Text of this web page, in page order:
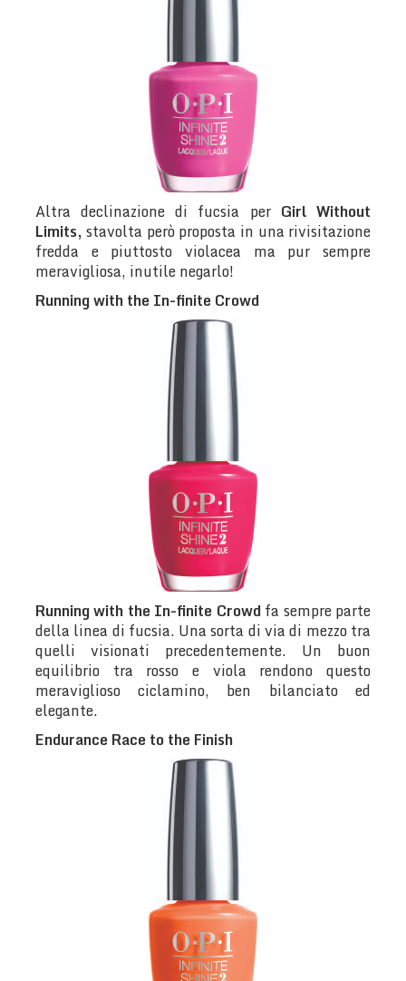
Altra declinazione di fucsia per Girl Without
Limits,stavolta però proposta in una rivisitazione
fredda e piuttosto violacea ma pur sempre
meravigliosa, inutile negarlo!
Running with the In-finite Crowd
Running with the In-finite Crowdfa sempre parte
della linea di fucsia. Una sorta di via di mezzo tra
quelli visionati precedentemente. Un buon
equilibrio tra rosso e viola rendono questo
meraviglioso ciclamino, ben bilanciato ed
elegante.
Endurance Race to the Finish